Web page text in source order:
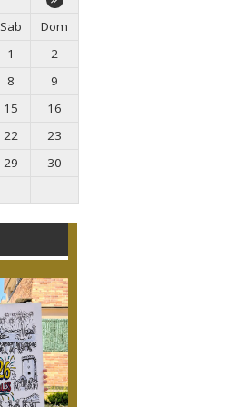
Sab
Dom
1
2
8
9
15
16
22
23
29
30